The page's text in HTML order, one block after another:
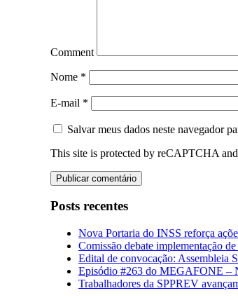
Comment
Nome *
E-mail *
Salvar meus dados neste navegador
This site is protected by reCAPTCHA
Posts recentes
Nova Portaria do INSS reforça
Comissão debate implementação
Edital de convocação: Assembleia
Episódio #263 do MEGAFONE –
Trabalhadores da SPPREV